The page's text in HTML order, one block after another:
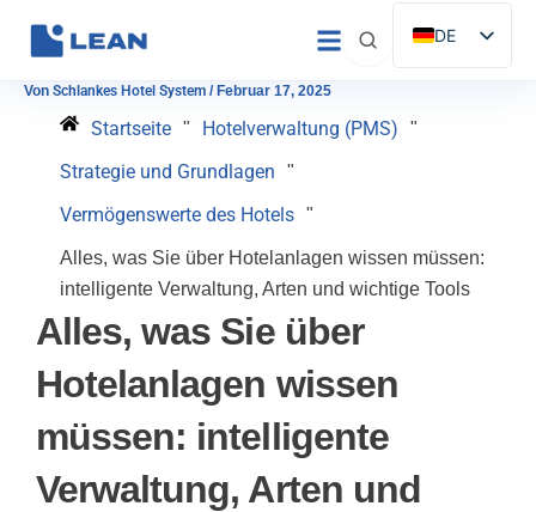
DE
ES
Von Schlankes Hotel System / Februar 17, 2025
Startseite " Hotelverwaltung (PMS) "
Strategie und Grundlagen "
Vermögenswerte des Hotels "
Alles, was Sie über Hotelanlagen wissen müssen:
intelligente Verwaltung, Arten und wichtige Tools
Alles, was Sie über
Hotelanlagen wissen
müssen: intelligente
Verwaltung, Arten und